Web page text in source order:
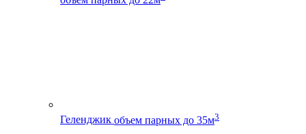
Геленджик объем парных до 35м3